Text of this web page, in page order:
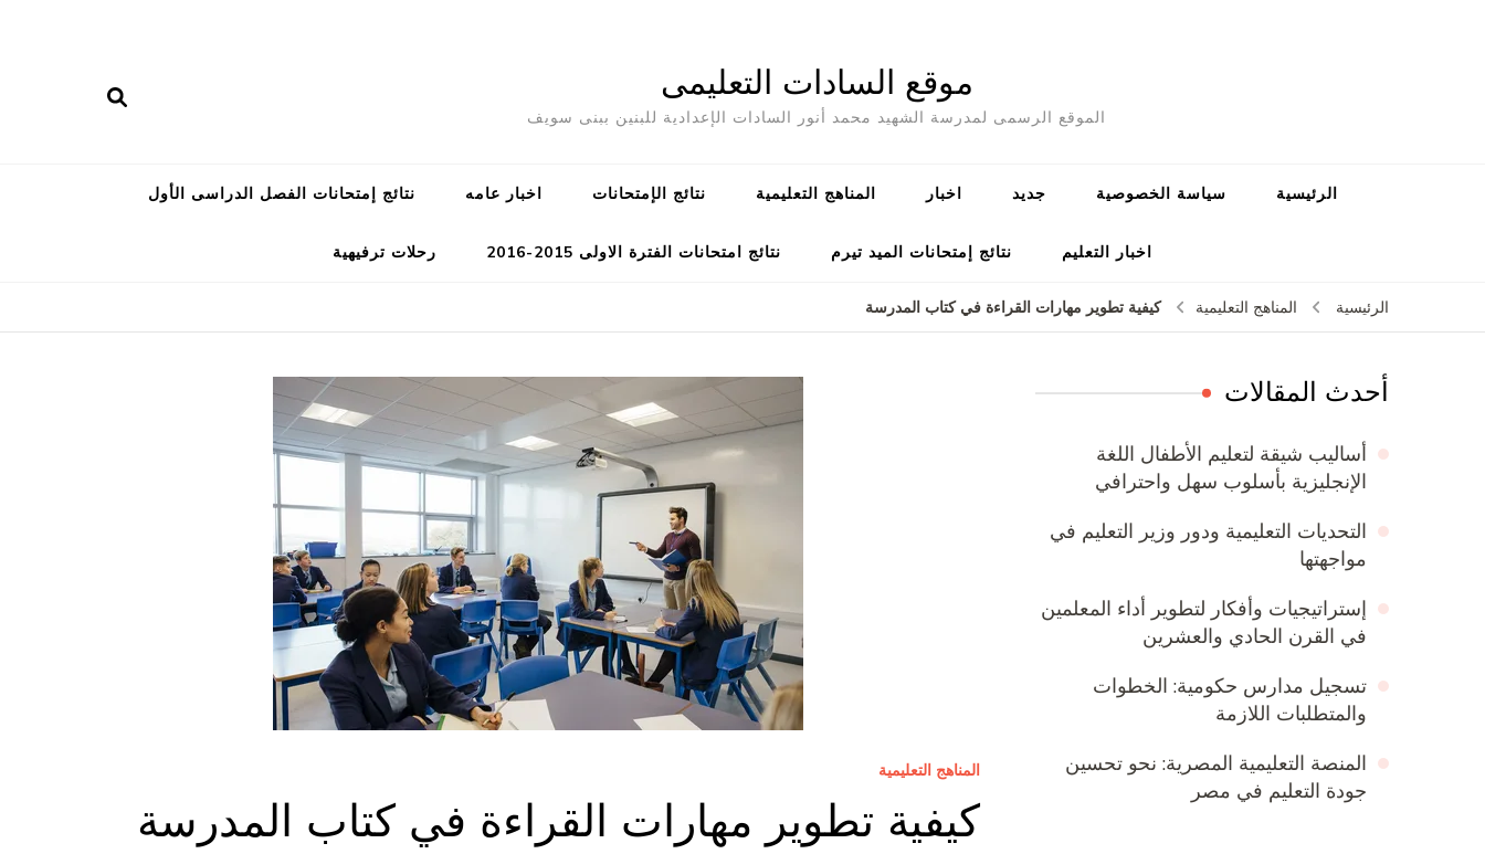
موقع السادات التعليمى
الموقع الرسمى لمدرسة الشهيد محمد أنور السادات الإعدادية للبنين ببنى سويف
الرئيسية سياسة الخصوصية جديد اخبار المناهج التعليمية نتائج الإمتحانات اخبار عامه نتائج إمتحانات الفصل الدراسى الأول
اخبار التعليم نتائج إمتحانات الميد تيرم نتائج امتحانات الفترة الاولى 2015-2016 رحلات ترفيهية
الرئيسية المناهج التعليمية كيفية تطوير مهارات القراءة في كتاب المدرسة
المناهج التعليمية
كيفية تطوير مهارات القراءة في كتاب المدرسة
أحدث المقالات
أساليب شيقة لتعليم الأطفال اللغة
الإنجليزية بأسلوب سهل واحترافي
التحديات التعليمية ودور وزير التعليم في
مواجهتها
إستراتيجيات وأفكار لتطوير أداء المعلمين
في القرن الحادي والعشرين
تسجيل مدارس حكومية: الخطوات
والمتطلبات اللازمة
المنصة التعليمية المصرية: نحو تحسين
جودة التعليم في مصر